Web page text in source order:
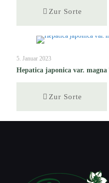
Zur Sorte
5. Januar 2023
Hepatica japonica var. magna
Zur Sorte